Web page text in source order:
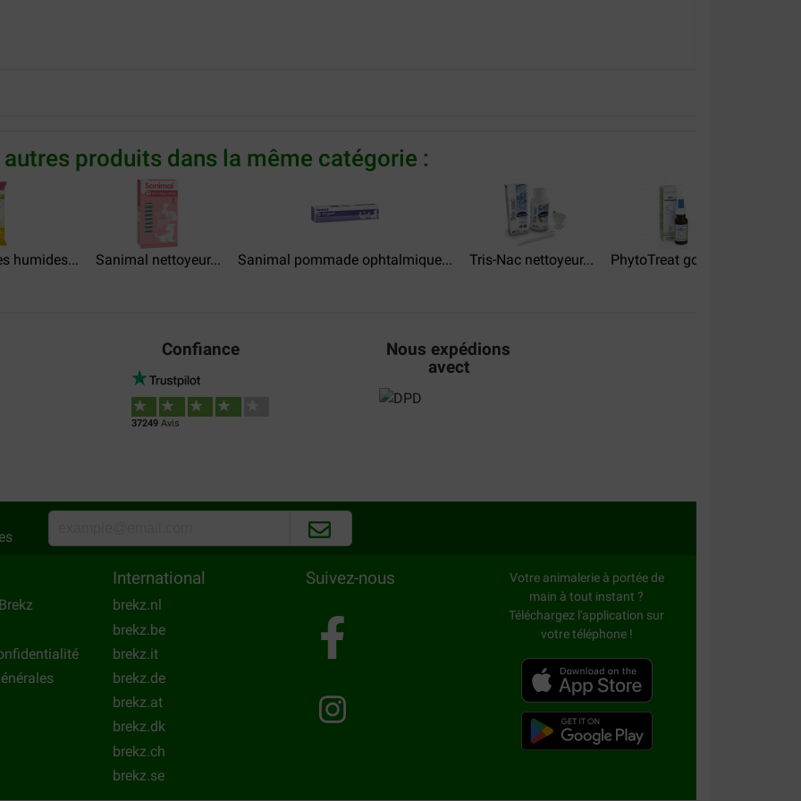
produits dans la même catégorie :
humides... Sanimal nettoyeur... Sanimal pommade ophtalmique... Tris-Nac nettoyeur... PhytoTreat gouttes...
Confiance
37249Avis
Nous expédions
avect
International
brekz.nl
brekz.be
brekz.it
brekz.de
brekz.at
brekz.dk
brekz.ch
brekz.se
Suivez-nous
Votre animalerie à portée de
main à tout instant ?
Téléchargez l'application sur
votre téléphone !